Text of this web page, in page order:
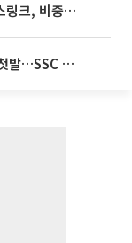
트럼프 “자석 사업을 하라”…제이에스링크, 비중국 영구자석 공급망 구축 속도
티웨이항공, 새 이름 '트리니티항공' 첫발…SSC 전략 본격화